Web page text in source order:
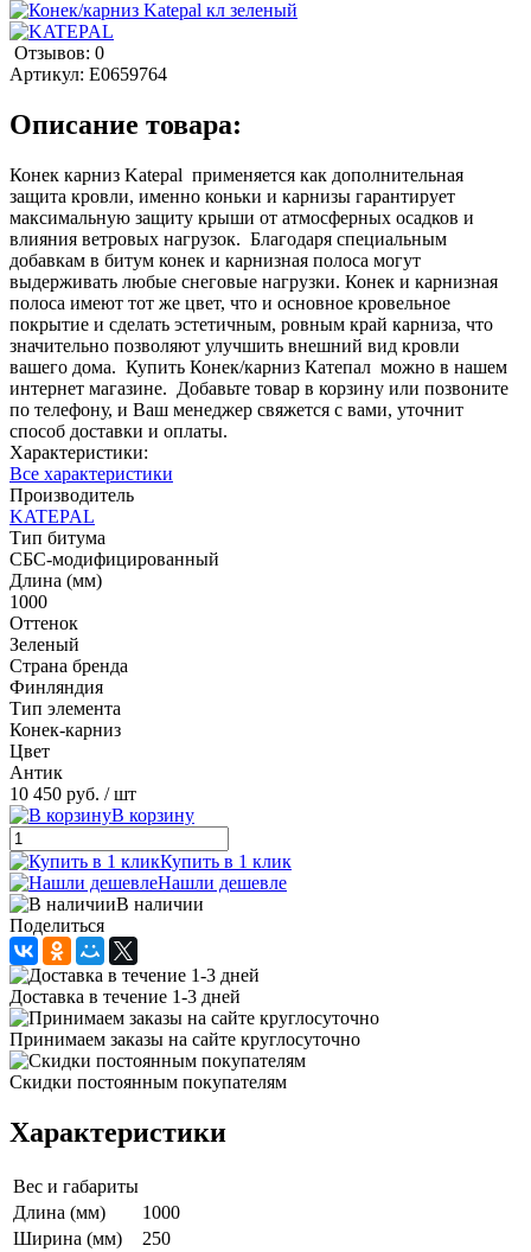
Отзывов: 0
Артикул: E0659764
Описание товара:
Конек карниз Katepal применяется как дополнительная
защита кровли, именно коньки и карнизы гарантирует
максимальную защиту крыши от атмосферных осадков и
влияния ветровых нагрузок. Благодаря специальным
добавкам в битум конек и карнизная полоса могут
выдерживать любые снеговые нагрузки. Конек и карнизная
полоса имеют тот же цвет, что и основное кровельное
покрытие и сделать эстетичным, ровным край карниза, что
значительно позволяют улучшить внешний вид кровли
вашего дома. Купить Конек/карниз Катепал можно в нашем
интернет магазине. Добавьте товар в корзину или позвоните
по телефону, и Ваш менеджер свяжется с вами, уточнит
способ доставки и оплаты.
Характеристики:
Все характеристики
Производитель
KATEPAL
Тип битума
СБС-модифицированный
Длина (мм)
1000
Оттенок
Зеленый
Страна бренда
Финляндия
Тип элемента
Конек-карниз
Цвет
Антик
10 450 руб. / шт
В корзину
Купить в 1 клик
Нашли дешевле
В наличии
Поделиться
Доставка в течение 1-3 дней
Принимаем заказы на сайте круглосуточно
Скидки постоянным покупателям
Характеристики
Вес и габариты
Длина (мм)
1000
Ширина (мм)
250